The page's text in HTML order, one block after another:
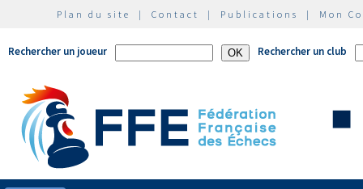
Plan du site | Contact | Publications | Mon
Rechercher un joueur Rechercher un club